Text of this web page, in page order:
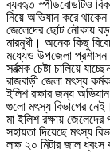
ব্যবহৃত স্পীডবোডটিও
নিয়ে অভিযান করে
জেলেদের ছোট নৌকায় বড়
মারমুখী। অনেক কিছু
মধ্যেও উপজেলা প্রশাসন
সর্বত্মক চেষ্টা চালিয়ে
রাজবাড়ী জেলা মৎস্য
ইলিশ রক্ষার জন্য
গুলো মৎস্য বিভাগের
মা ইলিশ রক্ষায়
সহায়তা দিয়েছে মৎস্য
লক্ষ ২০ মিটার জাল ধ্বংস